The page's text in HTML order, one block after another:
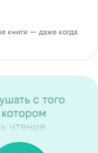
книги — даже когда